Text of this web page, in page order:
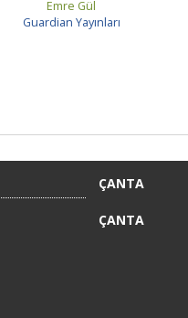
Emre Gül
Guardian Yayınları
ÇANTA
ÇANTA